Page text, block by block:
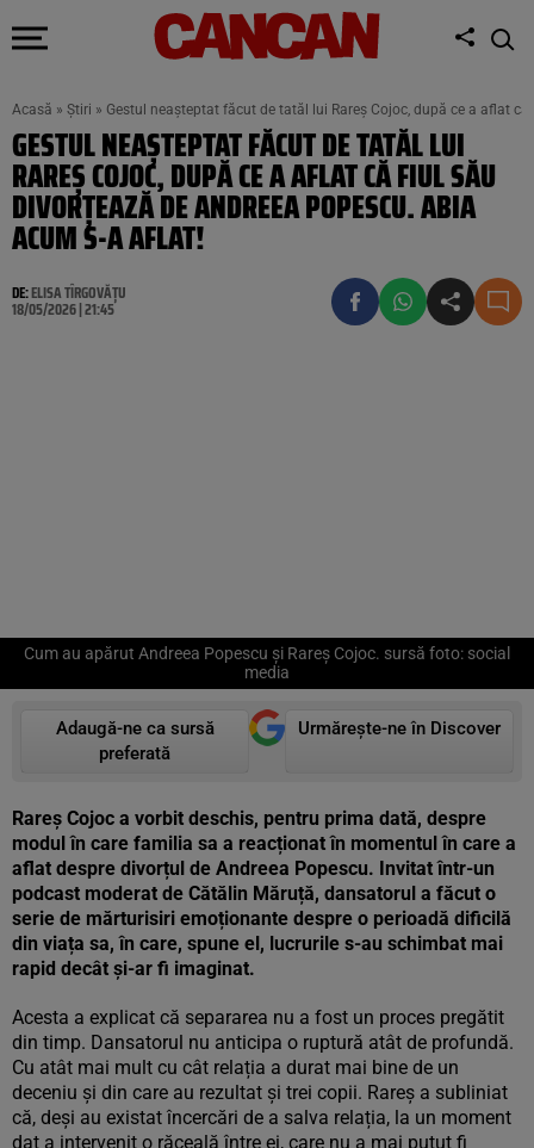
Acasă » Știri » Gestul neașteptat făcut de tatăl lui Rareș Cojoc, după ce a aflat
GESTUL NEAȘTEPTAT FĂCUT DE TATĂL LUI
RAREȘ COJOC, DUPĂ CE A AFLAT CĂ FIUL SĂU
DIVORȚEAZĂ DE ANDREEA POPESCU. ABIA
ACUM S-A AFLAT!
DE:ELISA TÎRGOVĂȚU
18/05/2026 | 21:45
Cum au apărut Andreea Popescu și Rareș Cojoc. sursă foto: social
media
Adaugă-ne ca sursă
preferată
Urmărește-ne în Discover
Rareș Cojoc a vorbit deschis, pentru prima dată, despre
modul în care familia sa a reacționat în momentul în care a
aflat despre divorțul de Andreea Popescu. Invitat într-un
podcast moderat de Cătălin Măruță, dansatorul a făcut o
serie de mărturisiri emoționante despre o perioadă dificilă
din viața sa, în care, spune el, lucrurile s-au schimbat mai
rapid decât și-ar fi imaginat.
Acesta a explicat că separarea nu a fost un proces pregătit
din timp. Dansatorul nu anticipa o ruptură atât de profundă.
Cu atât mai mult cu cât relația a durat mai bine de un
deceniu și din care au rezultat și trei copii. Rareș a subliniat
că, deși au existat încercări de a salva relația, la un moment
dat a intervenit o răceală între ei, care nu a mai putut fi